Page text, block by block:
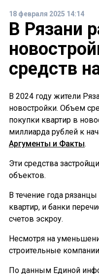
18 февраля 2025 14:14
В Рязани
средств
В 2024 году жители
новостройки. Объем
покупки квартир в
миллиарда рублей к
Аргументы и Факты.
Эти средства
объектов.
В течение года
квартир, и банки
счетов эскроу.
Несмотря на
строительные
По данным Единой